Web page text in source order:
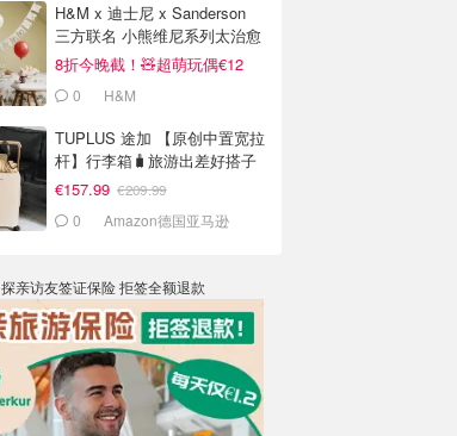
H&M x 迪士尼 x Sanderson
三方联名 小熊维尼系列太治愈
8折今晚截！🧸超萌玩偶€12
0 H&M
TUPLUS 途加 【原创中置宽拉
杆】行李箱🧳旅游出差好搭子
€157.99 €209.99
0 Amazon德国亚马逊
探亲访友签证保险 拒签全额退款